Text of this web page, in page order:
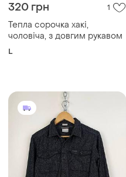
320 грн 1
Тепла сорочка хакі,
чоловіча, з довгим рукавом
L